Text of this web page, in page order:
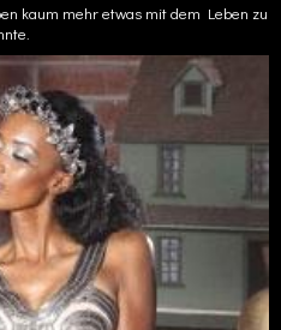
kaum mehr etwas mit dem Leben zu